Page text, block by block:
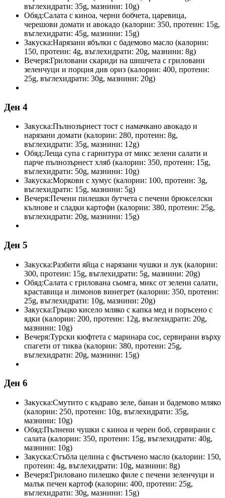
въглехидрати: 35g, мазнини: 10g)
Обяд:Салата с киноа, черни бобчета, царевица,
черешови домати и авокадо (калории: 350, протеин: 15g,
въглехидрати: 45g, мазнини: 15g)
Закуска:Нарязани ябълки с бадемово масло (калории:
150, протеин: 4g, въглехидрати: 20g, мазнини: 8g)
Вечеря:Гриловани скариди на шишчета с гриловани
зеленчуци и порция див ориз (калории: 400, протеин:
25g, въглехидрати: 30g, мазнини: 20g)
Ден 4
Закуска:Пълнозърнест тост с намачкано авокадо и
нарязани домати (калории: 280, протеин: 8g,
въглехидрати: 35g, мазнини: 12g)
Обяд:Леща супа с гарнитура от микс зелени салати и
парче пълнозърнест хляб (калории: 350, протеин: 15g,
въглехидрати: 50g, мазнини: 10g)
Закуска:Моркови с хумус (калории: 100, протеин: 3g,
въглехидрати: 15g, мазнини: 5g)
Вечеря:Печени пилешки бутчета с печени брюкселски
кълнове и сладки картофи (калории: 380, протеин: 25g,
въглехидрати: 20g, мазнини: 15g)
Ден 5
Закуска:Разбити яйца с нарязани чушки и лук (калории:
300, протеин: 15g, въглехидрати: 5g, мазнини: 20g)
Обяд:Салата с грилована сьомга, микс от зелени салати,
краставица и лимонов винегрет (калории: 350, протеин:
25g, въглехидрати: 10g, мазнини: 20g)
Закуска:Гръцко кисело мляко с капка мед и поръсено с
ядки (калории: 200, протеин: 12g, въглехидрати: 20g,
мазнини: 10g)
Вечеря:Турски кюфтета с маринара сос, сервирани върху
спагети от тиква (калории: 380, протеин: 25g,
въглехидрати: 20g, мазнини: 15g)
Ден 6
Закуска:Смутито с къдраво зеле, банан и бадемово мляко
(калории: 250, протеин: 10g, въглехидрати: 35g,
мазнини: 10g)
Обяд:Пълнени чушки с киноа и черен боб, сервирани с
салата (калории: 350, протеин: 15g, въглехидрати: 40g,
мазнини: 10g)
Закуска:Стъбла целина с фъстъчено масло (калории: 150,
протеин: 4g, въглехидрати: 10g, мазнини: 8g)
Вечеря:Гриловано пилешко филе с печени зеленчуци и
малък печен картоф (калории: 400, протеин: 25g,
въглехидрати: 30g, мазнини: 15g)